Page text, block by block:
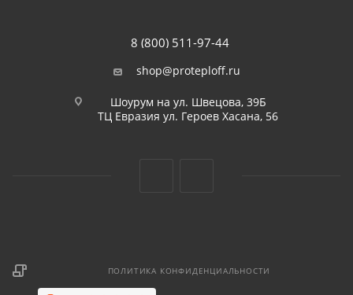
8 (800) 511-97-44
shop@proteploff.ru
Шоурум на ул. Швецова, 39Б
ТЦ Евразия ул. Героев Хасана, 56
ПОЛИТИКА КОНФИДЕНЦИАЛЬНОСТИ